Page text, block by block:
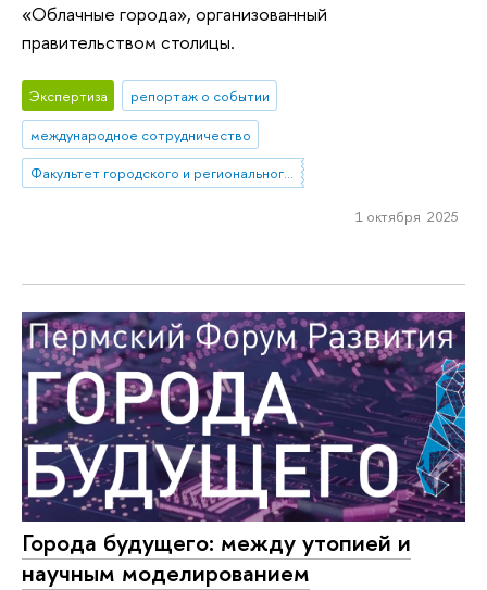
«Облачные города», организованный
правительством столицы.
Экспертиза
репортаж о событии
международное сотрудничество
Факультет городского и регионального развития
1 октября 2025
Города будущего: между утопией и
научным моделированием